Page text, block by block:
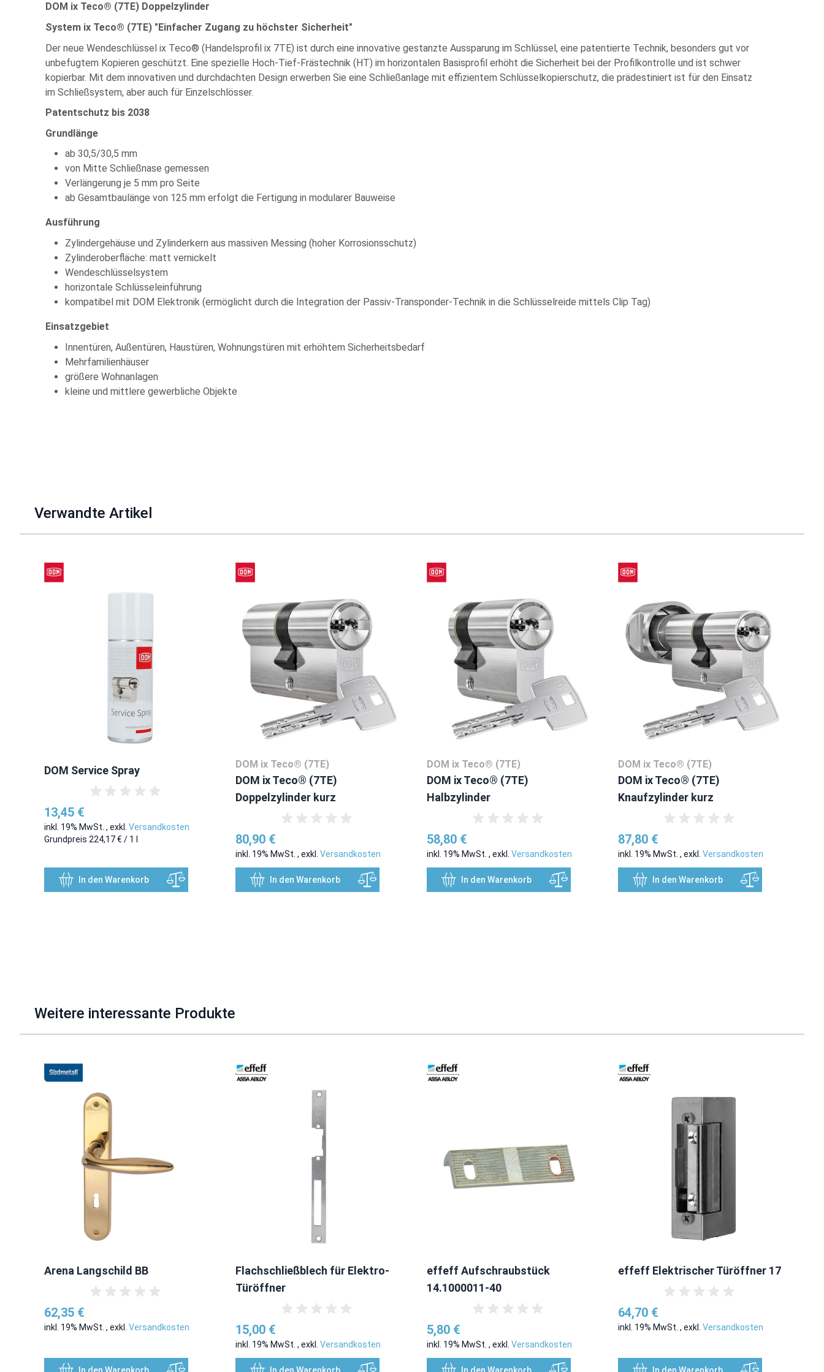
DOM ix Teco® (7TE) Doppelzylinder
System ix Teco® (7TE) "Einfacher Zugang zu höchster Sicherheit"
Der neue Wendeschlüssel ix Teco® (Handelsprofil ix 7TE) ist durch eine innovative gestanzte Aussparung im Schlüssel, eine patentierte Technik, besonders gut vor
unbefugtem Kopieren geschützt. Eine spezielle Hoch-Tief-Frästechnik (HT) im horizontalen Basisprofil erhöht die Sicherheit bei der Profilkontrolle und ist schwer
kopierbar. Mit dem innovativen und durchdachten Design erwerben Sie eine Schließanlage mit effizientem Schlüsselkopierschutz, die prädestiniert ist für den Einsatz
im Schließsystem, aber auch für Einzelschlösser.
Patentschutz bis 2038
Grundlänge
ab 30,5/30,5 mm
von Mitte Schließnase gemessen
Verlängerung je 5 mm pro Seite
ab Gesamtbaulänge von 125 mm erfolgt die Fertigung in modularer Bauweise
Ausführung
Zylindergehäuse und Zylinderkern aus massiven Messing (hoher Korrosionsschutz)
Zylinderoberfläche: matt vernickelt
Wendeschlüsselsystem
horizontale Schlüsseleinführung
kompatibel mit DOM Elektronik (ermöglicht durch die Integration der Passiv-Transponder-Technik in die Schlüsselreide mittels Clip Tag)
Einsatzgebiet
Innentüren, Außentüren, Haustüren, Wohnungstüren mit erhöhtem Sicherheitsbedarf
Mehrfamilienhäuser
größere Wohnanlagen
kleine und mittlere gewerbliche Objekte
Verwandte Artikel
DOM Service Spray
13,45 €
inkl. 19% MwSt. , exkl. Versandkosten
Grundpreis 224,17 € / 1 l
In den Warenkorb
DOM ix Teco® (7TE)
DOM ix Teco® (7TE)
Doppelzylinder kurz
80,90 €
inkl. 19% MwSt. , exkl. Versandkosten
In den Warenkorb
DOM ix Teco® (7TE)
DOM ix Teco® (7TE)
Halbzylinder
58,80 €
inkl. 19% MwSt. , exkl. Versandkosten
In den Warenkorb
DOM ix Teco® (7TE)
DOM ix Teco® (7TE)
Knaufzylinder kurz
87,80 €
inkl. 19% MwSt. , exkl. Versandkosten
In den Warenkorb
Weitere interessante Produkte
Arena Langschild BB
62,35 €
inkl. 19% MwSt. , exkl. Versandkosten
Flachschließblech für Elektro-
Türöffner
15,00 €
inkl. 19% MwSt. , exkl. Versandkosten
effeff Aufschraubstück
14.1000011-40
5,80 €
inkl. 19% MwSt. , exkl. Versandkosten
effeff Elektrischer Türöffner 17
64,70 €
inkl. 19% MwSt. , exkl. Versandkosten